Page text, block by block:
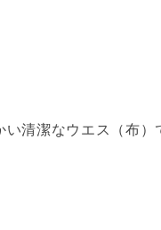
清潔なウエス（布